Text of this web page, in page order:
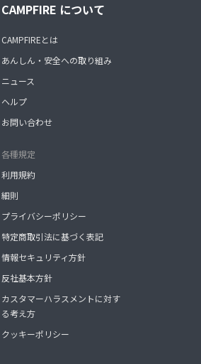
CAMPFIRE について
CAMPFIREとは
あんしん・安全への取り組み
ニュース
ヘルプ
お問い合わせ
各種規定
利用規約
細則
プライバシーポリシー
特定商取引法に基づく表記
情報セキュリティ方針
反社基本方針
カスタマーハラスメントに対す
る考え方
クッキーポリシー